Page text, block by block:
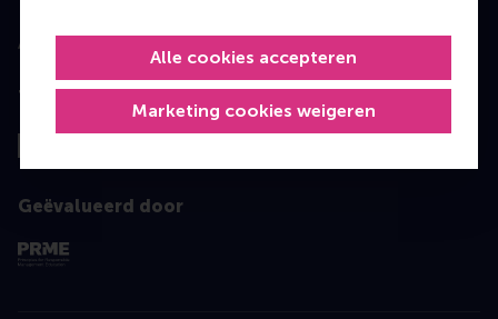
Marketing cookies weigeren
Alle cookies accepteren
Top gerangschikt
Geëvalueerd door